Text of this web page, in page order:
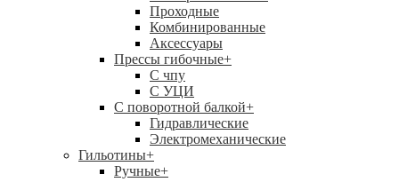
Проходные
Комбинированные
Аксессуары
Прессы гибочные+
C чпу
С УЦИ
С поворотной балкой+
Гидравлические
Электромеханические
Гильотины+
Ручные+